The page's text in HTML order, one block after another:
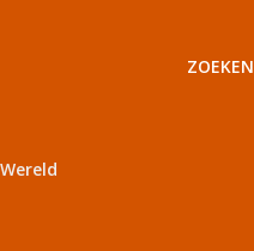
ZOEKEN